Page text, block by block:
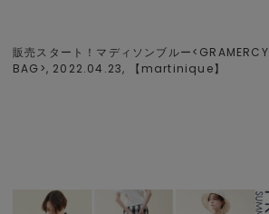
販売スタート！マディソンブルー<GRAMERCY
BAG>, 2022.04.23, 【 martinique】